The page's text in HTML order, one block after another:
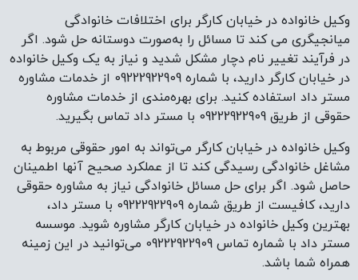
وکیل خانواده در خیابان کارگر برای اختلافات خانوادگی
میانجیگری می ‌کند تا مسائل را به‌صورت دوستانه حل شود. اگر
در فرآیند تغییر نام دچار مشکل شدید و نیاز به یک وکیل خانواده
در خیابان کارگر دارید، با شماره 09222922909 از خدمات مشاوره
مستر داد استفاده کنید. برای بهره‌مندی از خدمات مشاوره
حقوقی از طریق 09222922909 با مستر داد تماس بگیرید.
وکیل خانواده در خیابان کارگر می‌تواند به امور حقوقی مربوط به
مشاغل خانوادگی رسیدگی کند تا از عملکرد صحیح آنها اطمینان
حاصل شود. اگر برای حل مسائل خانوادگی نیاز به مشاوره حقوقی
دارید، کافیست از طریق شماره 09222922909 با مستر داد،
بهترین وکیل خانواده در خیابان کارگر مشاوره شوید. موسسه
مستر داد با شماره تماس 09222922909 می‌توانید در این زمینه
همراه شما باشد.